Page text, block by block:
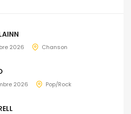
2026 Chanson
2026 Pop/Rock